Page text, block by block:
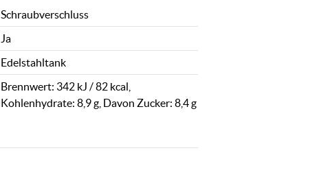
Schraubverschluss
Ja
Edelstahltank
Brennwert: 342 kJ / 82 kcal,
Kohlenhydrate: 8,9 g, Davon Zucker: 8,4 g